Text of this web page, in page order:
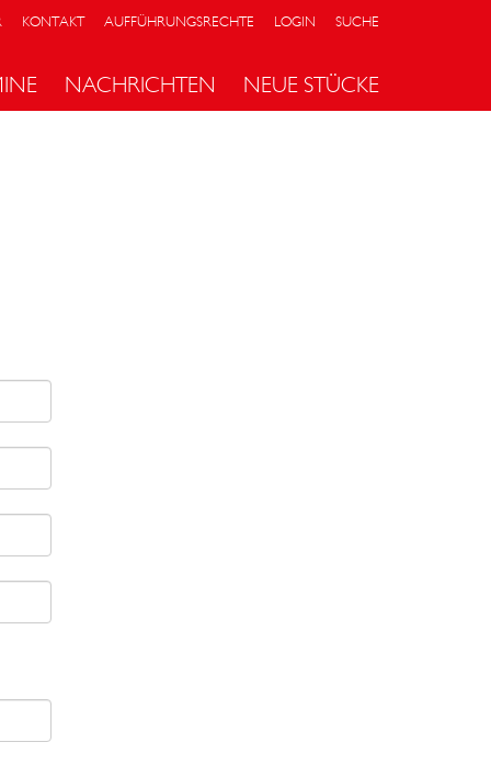
KONTAKT AUFFÜHRUNGSRECHTE LOGIN SUCHE
NACHRICHTEN NEUE STÜCKE